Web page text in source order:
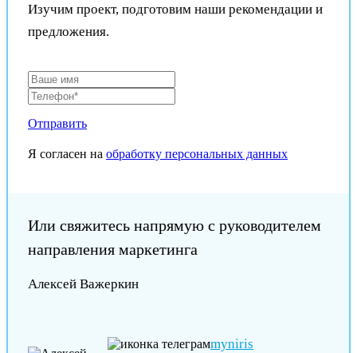
Изучим проект, подготовим наши рекомендации и
предложения.
Отправить
Я согласен на обработку персональных данных
Или свяжитесь напрямую с руководителем
направления маркетинга
Алексей Важеркин
myniris